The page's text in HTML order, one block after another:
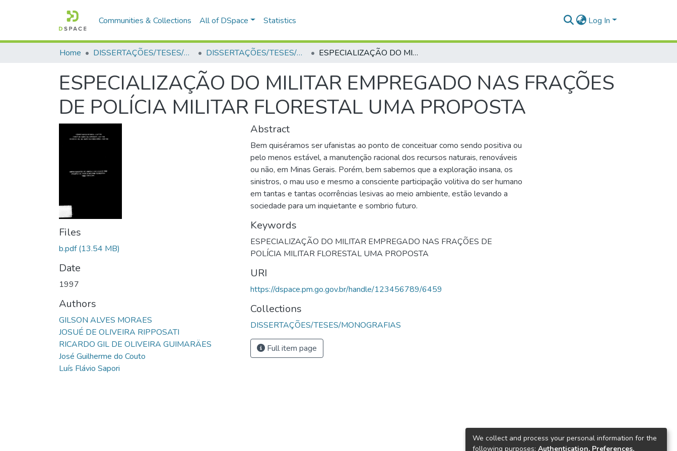
Communities & Collections All of DSpace Statistics Log In
Home DISSERTAÇÕES/TESES/MONOGRAFIAS DISSERTAÇÕES/TESES/MONOGRAFIAS ESPECIALIZAÇÃO DO MILITAR EMPREGADO NAS FRAÇÕES DE POLÍCIA MILITAR FLORESTAL UMA PROPOSTA
ESPECIALIZAÇÃO DO MILITAR EMPREGADO NAS FRAÇÕES
DE POLÍCIA MILITAR FLORESTAL UMA PROPOSTA
Files
b.pdf(13.54 MB)
Date
1997
Authors
GILSON ALVES MORAES
JOSUÉ DE OLIVEIRA RIPPOSATI
RICARDO GIL DE OLIVEIRA GUIMARÄES
José Guilherme do Couto
Luís Flávio Sapori
Abstract
Bem quiséramos ser ufanistas ao ponto de conceituar como sendo positiva ou
pelo menos estável, a manutenção racional dos recursos naturais, renováveis
ou não, em Minas Gerais. Porém, bem sabemos que a exploração insana, os
sinistros, o mau uso e mesmo a consciente participação volitiva do ser humano
em tantas e tantas ocorrências lesivas ao meio ambiente, estão levando a
sociedade para um inquietante e sombrio futuro.
Keywords
ESPECIALIZAÇÃO DO MILITAR EMPREGADO NAS FRAÇÕES DE
POLÍCIA MILITAR FLORESTAL UMA PROPOSTA
URI
https://dspace.pm.go.gov.br/handle/123456789/6459
Collections
DISSERTAÇÕES/TESES/MONOGRAFIAS
Full item page
We collect and process your personal information for the
following purposes: Authentication, Preferences,